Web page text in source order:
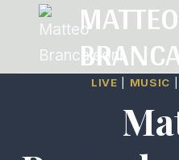
contenuto
MATTEO
LIVE MUSIC